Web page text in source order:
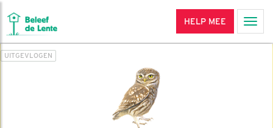
HELP MEE
UITGEVLOGEN